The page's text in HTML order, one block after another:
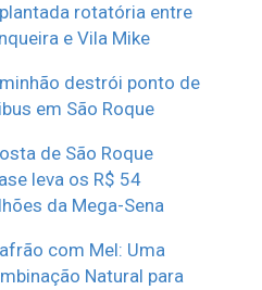
rotatória entre
e Vila Mike
destrói ponto de
em São Roque
de São Roque
leva os R$ 54
da Mega-Sena
com Mel: Uma
Natural para